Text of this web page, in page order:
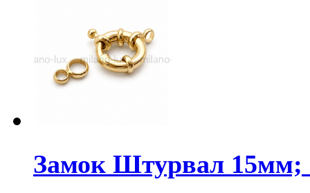
Замок Штурвал 15мм;